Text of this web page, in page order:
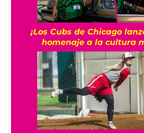
¡Los Cubs de Chicago
homenaje a la cultura